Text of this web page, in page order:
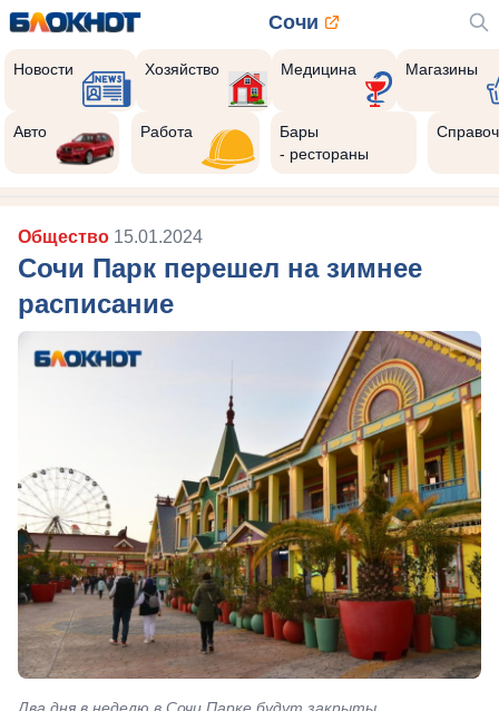
Сочи
Новости Хозяйство Медицина Магазины
Авто Работа
Бары
- рестораны
Общество 15.01.2024
Сочи Парк перешел на зимнее
расписание